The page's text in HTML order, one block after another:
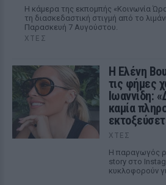
Η κάμερα της εκπομπής «Κοινωνία
τη διασκεδαστική στιγμή από το
Παρασκευή 7 Αυγούστου.
ΧΤΕΣ
Η Ελένη
τις φήμες
Ιωαννίδη:
καμία
ΧΤΕΣ
Η παραγωγός
story στο
κυκλοφορούν